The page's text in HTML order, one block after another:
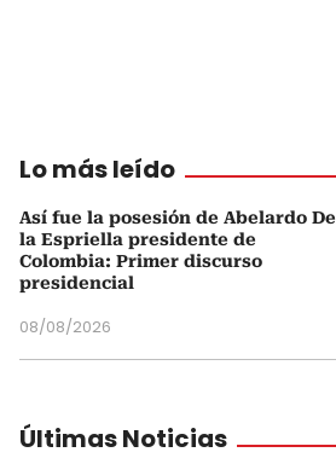
Lo más leído
Así fue la posesión de Abelardo De
la Espriella presidente de
Colombia: Primer discurso
presidencial
08/08/2026
Últimas Noticias